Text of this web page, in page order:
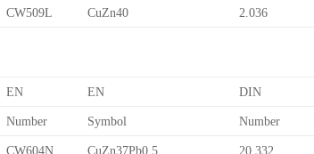
CW509L CuZn40 2.036
EN EN DIN
Number Symbol Number
CW604N CuZn37Pb0.5 20.332